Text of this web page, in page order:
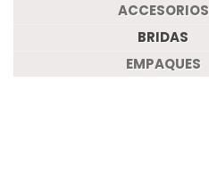
ACCESORIOS
BRIDAS
EMPAQUES